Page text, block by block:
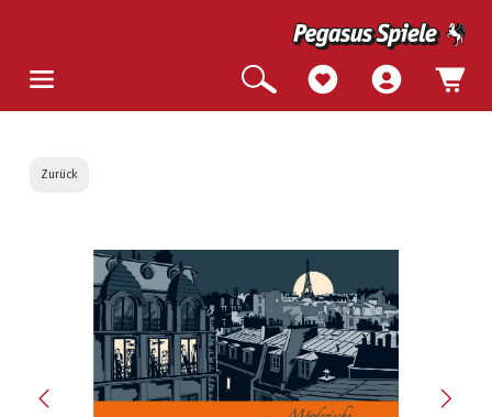
Zurück
Bildergalerie überspringen